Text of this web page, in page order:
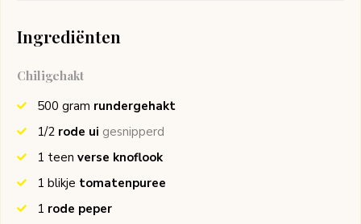
Ingrediënten
Chiligehakt
500 gram rundergehakt
1/2 rode ui gesnipperd
1 teen verse knoflook
1 blikje tomatenpuree
1 rode peper